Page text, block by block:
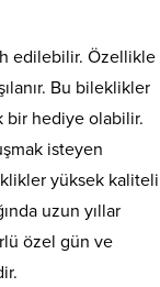
edilebilir. Özellikle
Bu bileklikler
bir hediye olabilir.
isteyen
yüksek kaliteli
uzun yıllar
özel gün ve